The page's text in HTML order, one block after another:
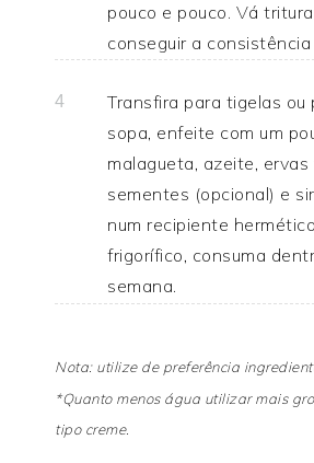
pouco e pouco. Vá
conseguir a
4
Transfira para tigelas ou
sopa, enfeite com um
malagueta, azeite, ervas
sementes (opcional) e
num recipiente
frigorífico, consuma
semana.
Nota: utilize de preferência
*Quanto menos água utilizar mais
tipo creme.